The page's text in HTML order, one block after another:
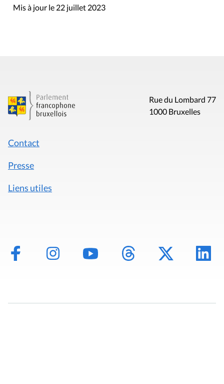
Mis à jour le 22 juillet 2023
Rue du Lombard 77
1000 Bruxelles
Contact
Presse
Liens utiles